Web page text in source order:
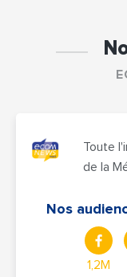
Toute
de la
Nos
1,2M